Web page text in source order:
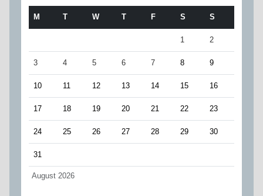
August 2026
M T W T F S S
1 2
3 4 5 6 7 8 9
10 11 12 13 14 15 16
17 18 19 20 21 22 23
24 25 26 27 28 29 30
31